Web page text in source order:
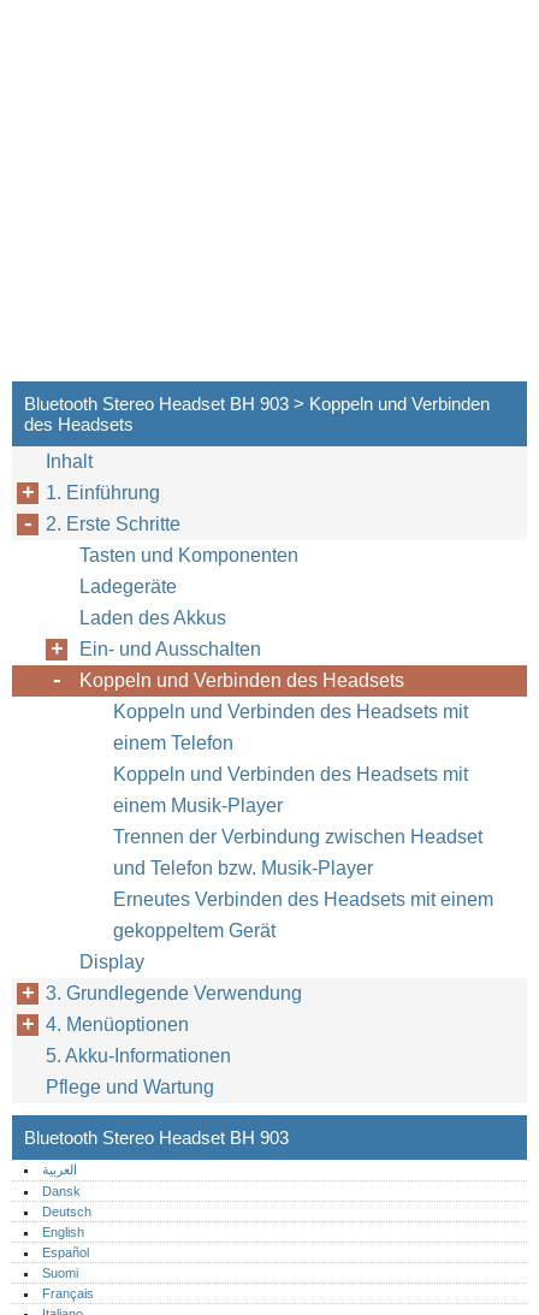
Bluetooth Stereo Headset BH 903 > Koppeln und Verbinden
des Headsets
Inhalt
1. Einführung
2. Erste Schritte
Tasten und Komponenten
Ladegeräte
Laden des Akkus
Ein- und Ausschalten
Koppeln und Verbinden des Headsets
Koppeln und Verbinden des Headsets mit
einem Telefon
Koppeln und Verbinden des Headsets mit
einem Musik-Player
Trennen der Verbindung zwischen Headset
und Telefon bzw. Musik-Player
Erneutes Verbinden des Headsets mit einem
gekoppeltem Gerät
Display
3. Grundlegende Verwendung
4. Menüoptionen
5. Akku-Informationen
Pflege und Wartung
Bluetooth Stereo Headset BH 903
العربية
Dansk
Deutsch
English
Español
Suomi
Français